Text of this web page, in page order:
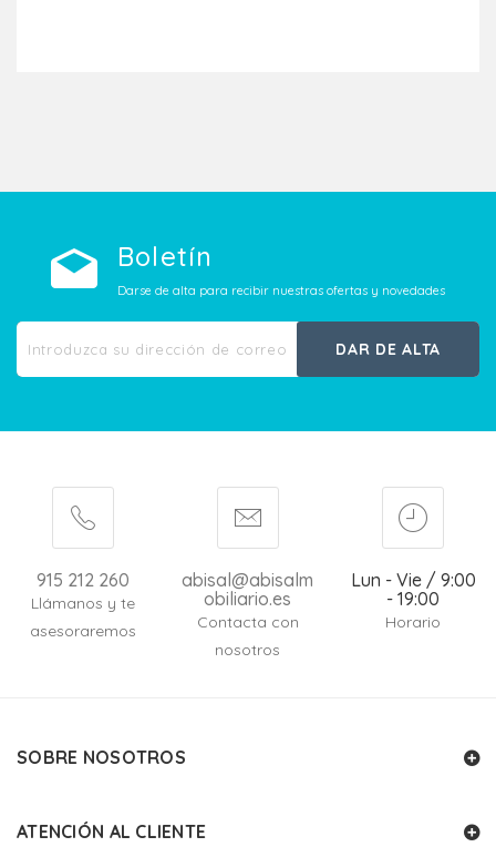
Boletín
Darse de alta para recibir nuestras ofertas y novedades
DAR DE ALTA
915 212 260
Llámanos y te
asesoraremos
abisal@abisalm
obiliario.es
Contacta con
nosotros
Lun - Vie / 9:00
- 19:00
Horario
SOBRE NOSOTROS
ATENCIÓN AL CLIENTE